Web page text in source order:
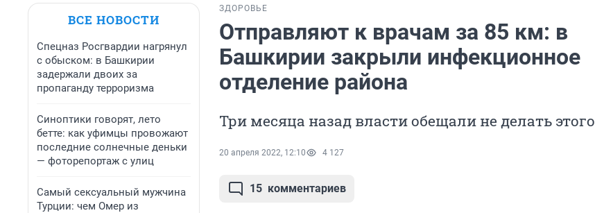
ВСЕ НОВОСТИ
Спецназ Росгвардии нагрянул
с обыском: в Башкирии
задержали двоих за
пропаганду терроризма
Синоптики говорят, лето
бетте: как уфимцы провожают
последние солнечные деньки
— фоторепортаж с улиц
Самый сексуальный мужчина
Турции: чем Омер из
ЗДОРОВЬЕ
Отправляют к врачам за 85 км: в
Башкирии закрыли инфекционное
отделение района
Три месяца назад власти обещали не делать этого
20 апреля 2022, 12:10 4 127
15 комментариев